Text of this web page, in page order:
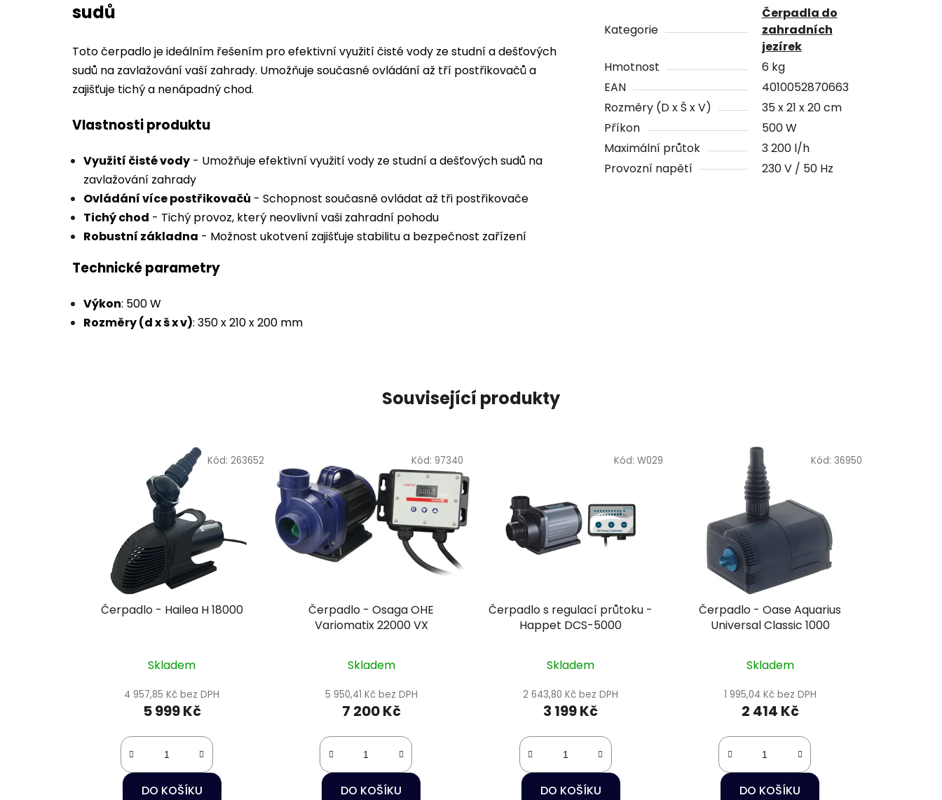
sudů
Toto čerpadlo je ideálním řešením pro efektivní využití čisté vody ze studní a dešťových
sudů na zavlažování vaší zahrady. Umožňuje současné ovládání až tří postřikovačů a
zajišťuje tichý a nenápadný chod.
Vlastnosti produktu
Využití čisté vody - Umožňuje efektivní využití vody ze studní a dešťových sudů na
zavlažování zahrady
Ovládání více postřikovačů - Schopnost současně ovládat až tři postřikovače
Tichý chod - Tichý provoz, který neovlivní vaši zahradní pohodu
Robustní základna - Možnost ukotvení zajišťuje stabilitu a bezpečnost zařízení
Technické parametry
Výkon: 500 W
Rozměry (d x š x v): 350 x 210 x 200 mm
Kategorie
Čerpadla do
zahradních
jezírek
Hmotnost
6 kg
EAN
4010052870663
Rozměry (D x Š x V)
35 x 21 x 20 cm
Příkon
500 W
Maximální průtok
3 200 l/h
Provozní napětí
230 V / 50 Hz
Související produkty
Čerpadlo - Hailea H 18000
Skladem
4 957,85 Kč bez DPH
5 999 Kč
DO KOŠÍKU
Kód: 263652
Čerpadlo - Osaga OHE
Variomatix 22000 VX
Skladem
5 950,41 Kč bez DPH
7 200 Kč
DO KOŠÍKU
Kód: 97340
Čerpadlo s regulací průtoku -
Happet DCS-5000
Skladem
2 643,80 Kč bez DPH
3 199 Kč
DO KOŠÍKU
Kód: W029
Čerpadlo - Oase Aquarius
Universal Classic 1000
Skladem
1 995,04 Kč bez DPH
2 414 Kč
DO KOŠÍKU
Kód: 36950